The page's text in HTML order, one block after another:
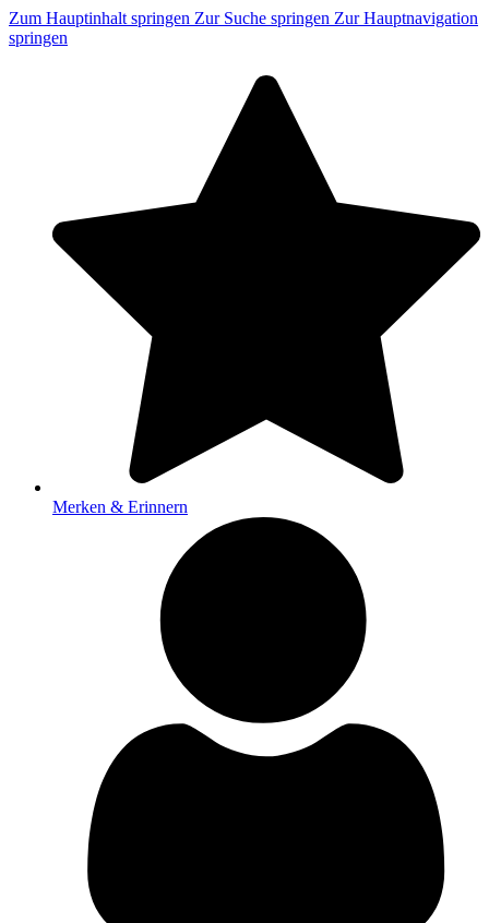
Zum Hauptinhalt springen Zur Suche springen Zur Hauptnavigation
springen
Merken & Erinnern